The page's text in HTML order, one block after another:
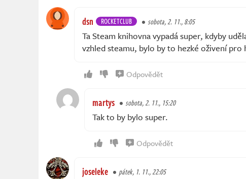
dsn ROCKETCLUB sobota, 2. 11., 8:05
Ta Steam knihovna vypadá super, kdyby
vzhled steamu, bylo by to hezké oživení pro
Odpovědět
martys sobota, 2. 11., 15:20
Tak to by bylo super.
Odpovědět
joseleke pátek, 1. 11., 22:05